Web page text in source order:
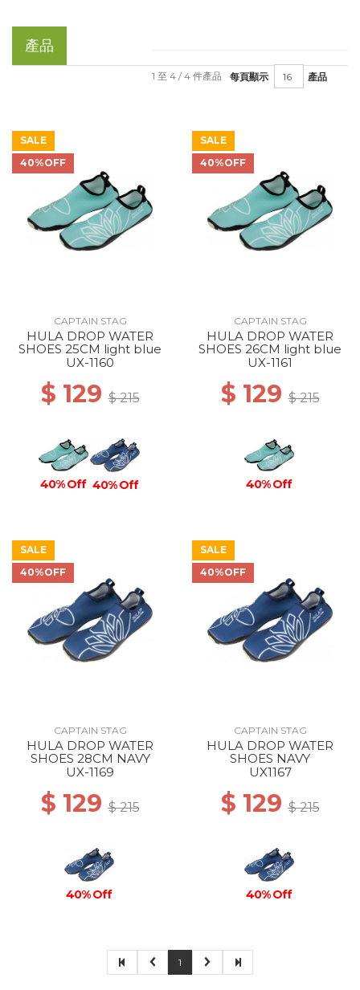
產品
每頁顯示 產品
1 至 4 / 4 件產品
SALE
40%OFF
CAPTAIN STAG
HULA DROP WATER
SHOES 25CM light blue
UX-1160
$ 129$ 215
40% Off 40% Off
SALE
40%OFF
CAPTAIN STAG
HULA DROP WATER
SHOES 26CM light blue
UX-1161
$ 129$ 215
40% Off
SALE
40%OFF
CAPTAIN STAG
HULA DROP WATER
SHOES 28CM NAVY
UX-1169
$ 129$ 215
40% Off
SALE
40%OFF
CAPTAIN STAG
HULA DROP WATER
SHOES NAVY
UX1167
$ 129$ 215
40% Off
1